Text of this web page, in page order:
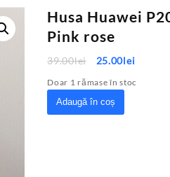
Husa Huawei
Pink rose
39.00lei
Prețul
a
fost:
39.00lei.
25.00leiPrețul
este:
Doar 1 rămase în stoc
Cantitate
Husa
Adaugă în coș